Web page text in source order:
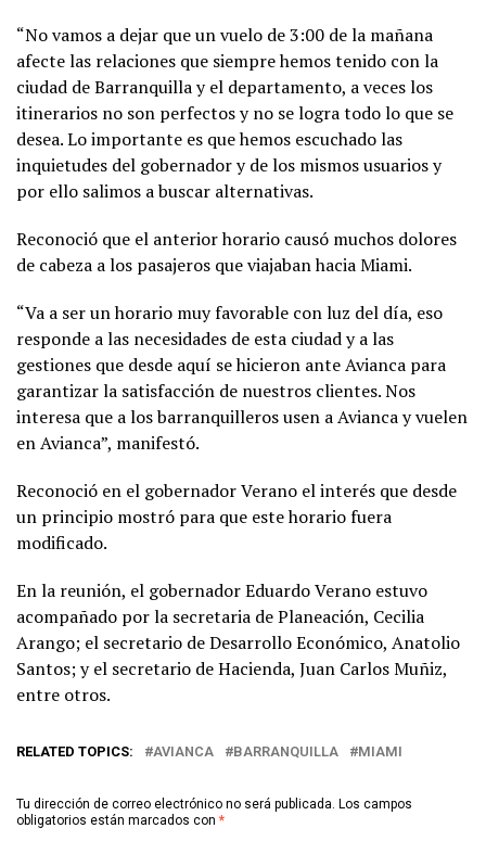
“No vamos a dejar que un vuelo de 3:00 de la mañana
afecte las relaciones que siempre hemos tenido con la
ciudad de Barranquilla y el departamento, a veces los
itinerarios no son perfectos y no se logra todo lo que se
desea. Lo importante es que hemos escuchado las
inquietudes del gobernador y de los mismos usuarios y
por ello salimos a buscar alternativas.
Reconoció que el anterior horario causó muchos dolores
de cabeza a los pasajeros que viajaban hacia Miami.
“Va a ser un horario muy favorable con luz del día, eso
responde a las necesidades de esta ciudad y a las
gestiones que desde aquí se hicieron ante Avianca para
garantizar la satisfacción de nuestros clientes. Nos
interesa que a los barranquilleros usen a Avianca y vuelen
en Avianca”, manifestó.
Reconoció en el gobernador Verano el interés que desde
un principio mostró para que este horario fuera
modificado.
En la reunión, el gobernador Eduardo Verano estuvo
acompañado por la secretaria de Planeación, Cecilia
Arango; el secretario de Desarrollo Económico, Anatolio
Santos; y el secretario de Hacienda, Juan Carlos Muñiz,
entre otros.
RELATED TOPICS: AVIANCA BARRANQUILLA MIAMI
Tu dirección de correo electrónico no será publicada. Los campos
obligatorios están marcados con *